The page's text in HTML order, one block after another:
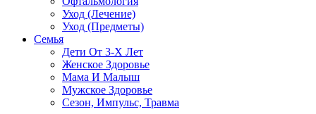
Уход (Лечение)
Уход (Предметы)
Семья
Дети От 3-Х Лет
Женское Здоровье
Мама И Малыш
Мужское Здоровье
Сезон, Импульс, Травма